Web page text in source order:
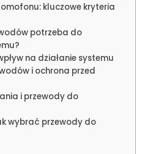
kluczowe kryteria
potrzeba do
na działanie systemu
i ochrona przed
i przewody do
wybrać przewody do